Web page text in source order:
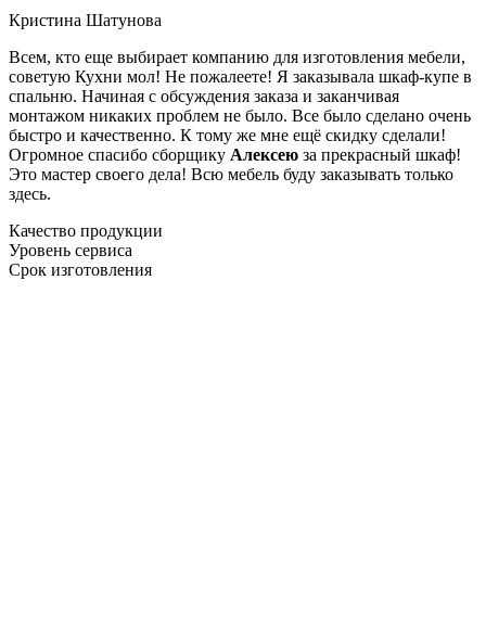
Кристина Шатунова
Всем, кто еще выбирает компанию для изготовления мебели,
советую Кухни мол! Не пожалеете! Я заказывала шкаф-купе в
спальню. Начиная с обсуждения заказа и заканчивая
монтажом никаких проблем не было. Все было сделано очень
быстро и качественно. К тому же мне ещё скидку сделали!
Огромное спасибо сборщику Алексею за прекрасный шкаф!
Это мастер своего дела! Всю мебель буду заказывать только
здесь.
Качество продукции
Уровень сервиса
Срок изготовления